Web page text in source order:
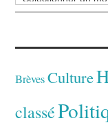
Brèves Culture
classé